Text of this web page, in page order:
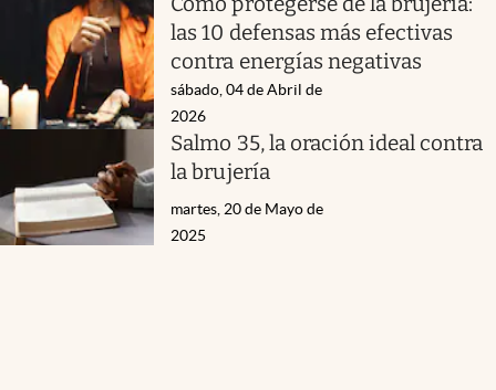
las 10 defensas más efectivas
contra energías negativas
sábado, 04 de Abril de
2026
Salmo 35, la oración ideal contra
la brujería
martes, 20 de Mayo de
2025